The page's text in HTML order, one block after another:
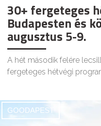
30+ fergeteges
Budapesten és
augusztus 5-9.
A hét második felére
fergeteges hétvégi
GOODAPEST